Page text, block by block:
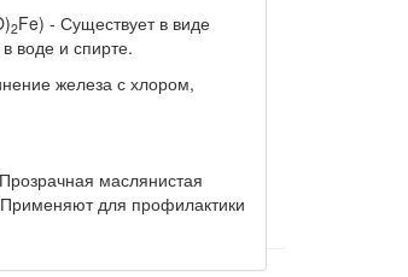
2Fe) - Существует в виде
воде и спирте.
железа с хлором,
маслянистая
для профилактики